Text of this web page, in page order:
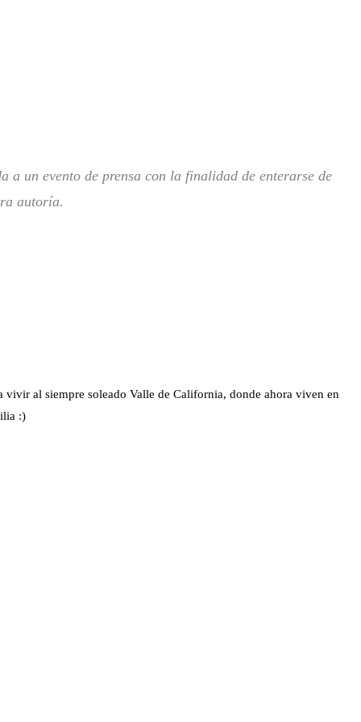
un evento de prensa con la finalidad de enterarse de
autoría.
al siempre soleado Valle de California, donde ahora viven en
:)